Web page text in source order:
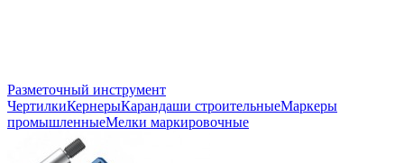
Разметочный инструмент
ЧертилкиКернерыКарандаши строительныеМаркеры
промышленныеМелки маркировочные